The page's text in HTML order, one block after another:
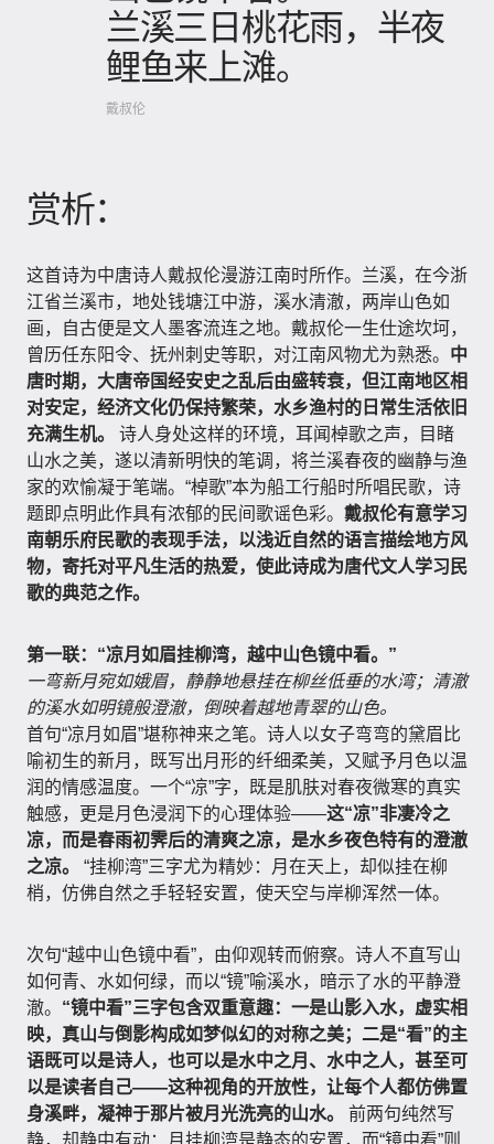
兰溪三日桃花雨，半夜
鲤鱼来上滩。
戴叔伦
赏析：
这首诗为中唐诗人戴叔伦漫游江南时所作。兰溪，在今浙
江省兰溪市，地处钱塘江中游，溪水清澈，两岸山色如
画，自古便是文人墨客流连之地。戴叔伦一生仕途坎坷，
曾历任东阳令、抚州刺史等职，对江南风物尤为熟悉。 中
唐时期，大唐帝国经安史之乱后由盛转衰，但江南地区相
对安定，经济文化仍保持繁荣，水乡渔村的日常生活依旧
充满生机。
诗人身处这样的环境，耳闻棹歌之声，目睹
山水之美，遂以清新明快的笔调，将兰溪春夜的幽静与渔
家的欢愉凝于笔端。“棹歌”本为船工行船时所唱民歌，诗
题即点明此作具有浓郁的民间歌谣色彩。 戴叔伦有意学习
南朝乐府民歌的表现手法，以浅近自然的语言描绘地方风
物，寄托对平凡生活的热爱，使此诗成为唐代文人学习民
歌的典范之作。
第一联：“凉月如眉挂柳湾，越中山色镜中看。”
一弯新月宛如娥眉，静静地悬挂在柳丝低垂的水湾；清澈
的溪水如明镜般澄澈，倒映着越地青翠的山色。
首句“凉月如眉”堪称神来之笔。诗人以女子弯弯的黛眉比
喻初生的新月，既写出月形的纤细柔美，又赋予月色以温
润的情感温度。一个“凉”字，既是肌肤对春夜微寒的真实
触感，更是月色浸润下的心理体验——这“凉”非凄冷之
凉，而是春雨初霁后的清爽之凉，是水乡夜色特有的澄澈
之凉。
“挂柳湾”三字尤为精妙：月在天上，却似挂在柳
梢，仿佛自然之手轻轻安置，使天空与岸柳浑然一体。
次句“越中山色镜中看”，由仰观转而俯察。诗人不直写山
如何青、水如何绿，而以“镜”喻溪水，暗示了水的平静澄
澈。 “镜中看”三字包含双重意趣：一是山影入水，虚实相
映，真山与倒影构成如梦似幻的对称之美；二是“看”的主
语既可以是诗人，也可以是水中之月、水中之人，甚至可
以是读者自己——这种视角的开放性，让每个人都仿佛置
身溪畔，凝神于那片被月光洗亮的山水。
前两句纯然写
静，却静中有动：月挂柳湾是静态的安置，而“镜中看”则